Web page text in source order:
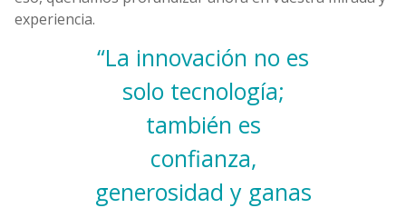
experiencia.
“La innovación no es
solo tecnología;
también es
confianza,
generosidad y ganas